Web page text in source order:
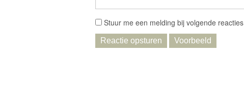
Stuur me een melding bij volgende reacties